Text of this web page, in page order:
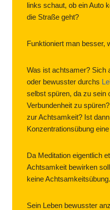
links schaut, ob ein Auto
die Straße geht?
Funktioniert man besser,
Was ist achtsamer? Sich
oder bewusster durchs
selbst spüren, da zu sein
Verbundenheit zu
zur Achtsamkeit? Ist
Konzentrationsübung
Da Meditation eigentlich
Achtsamkeit bewirken
keine Achtsamkeitsübung.
Sein Leben bewusster